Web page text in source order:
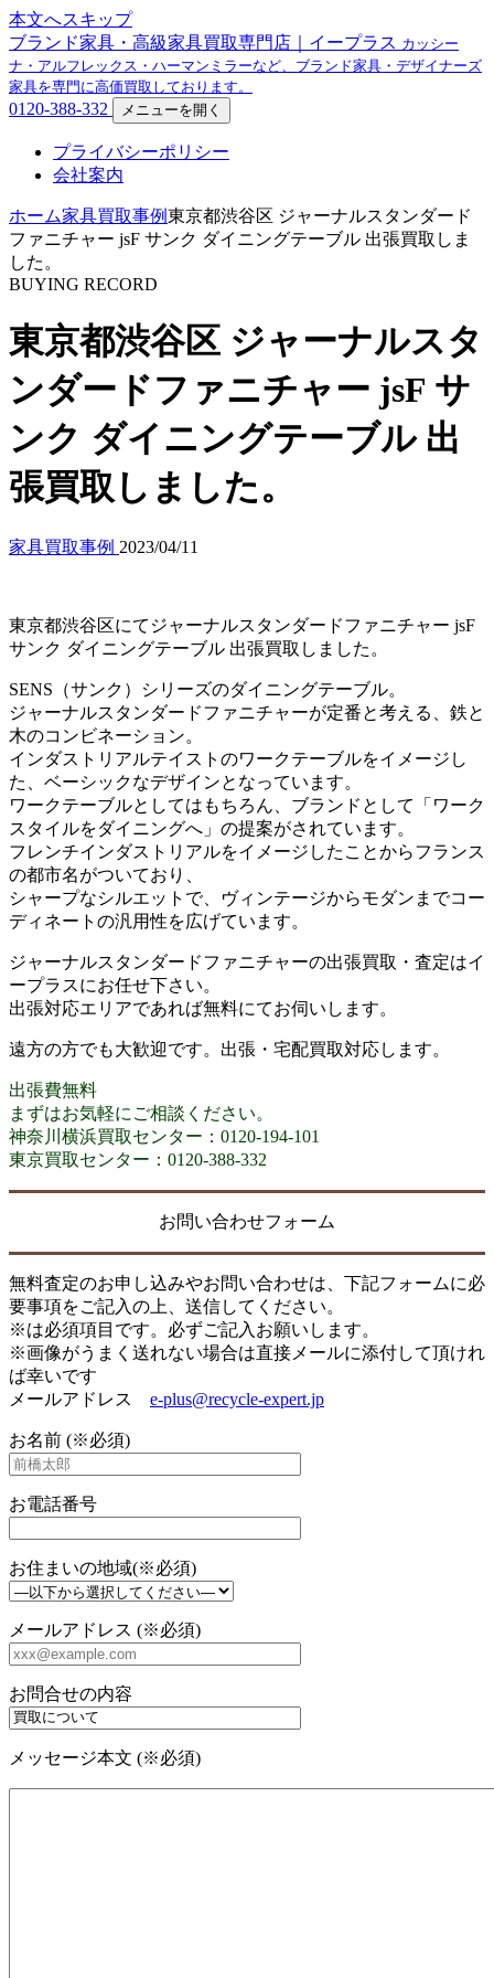
本文へスキップ
ブランド家具・高級家具買取専門店｜イープラス カッシー
ナ・アルフレックス・ハーマンミラーなど、ブランド家具・デザイナーズ
家具を専門に高価買取しております。
0120-388-332 メニューを開く
プライバシーポリシー
会社案内
ホーム家具買取事例東京都渋谷区 ジャーナルスタンダード
ファニチャー jsF サンク ダイニングテーブル 出張買取しま
した。
BUYING RECORD
東京都渋谷区 ジャーナルスタ
ンダードファニチャー jsF サ
ンク ダイニングテーブル 出
張買取しました。
家具買取事例 2023/04/11
東京都渋谷区にてジャーナルスタンダードファニチャー jsF
サンク ダイニングテーブル 出張買取しました。
SENS（サンク）シリーズのダイニングテーブル。
ジャーナルスタンダードファニチャーが定番と考える、鉄と
木のコンビネーション。
インダストリアルテイストのワークテーブルをイメージし
た、ベーシックなデザインとなっています。
ワークテーブルとしてはもちろん、ブランドとして「ワーク
スタイルをダイニングへ」の提案がされています。
フレンチインダストリアルをイメージしたことからフランス
の都市名がついており、
シャープなシルエットで、ヴィンテージからモダンまでコー
ディネートの汎用性を広げています。
ジャーナルスタンダードファニチャーの出張買取・査定はイ
ープラスにお任せ下さい。
出張対応エリアであれば無料にてお伺いします。
遠方の方でも大歓迎です。出張・宅配買取対応します。
出張費無料
まずはお気軽にご相談ください。
神奈川横浜買取センター：0120-194-101
東京買取センター：0120-388-332
お問い合わせフォーム
無料査定のお申し込みやお問い合わせは、下記フォームに必
要事項をご記入の上、送信してください。
※は必須項目です。必ずご記入お願いします。
※画像がうまく送れない場合は直接メールに添付して頂けれ
ば幸いです
メールアドレス e-plus@recycle-expert.jp
お名前 (※必須)
お電話番号
お住まいの地域(※必須)
メールアドレス (※必須)
お問合せの内容
メッセージ本文 (※必須)